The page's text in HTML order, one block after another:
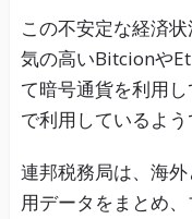
この不安定な経済
気の高いBitcionや
て暗号通貨を利用
で利用しているよう
連邦税務局は、海
用データをまとめ